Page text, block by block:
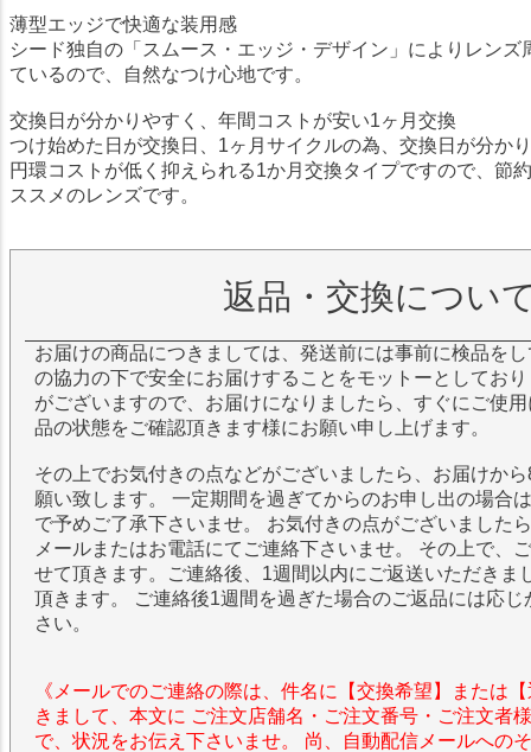
薄型エッジで快適な装用感
シード独自の「スムース・エッジ・デザイン」によりレンズ
ているので、自然なつけ心地です。
交換日が分かりやすく、年間コストが安い1ヶ月交換
つけ始めた日が交換日、1ヶ月サイクルの為、交換日が分か
円環コストが低く抑えられる1か月交換タイプですので、節
ススメのレンズです。
返品・交換につい
お届けの商品につきましては、発送前には事前に検品を
の協力の下で安全にお届けすることをモットーとしてお
がございますので、お届けになりましたら、すぐにご使
品の状態をご確認頂きます様にお願い申し上げます。
その上でお気付きの点などがございましたら、お届けか
願い致します。 一定期間を過ぎてからのお申し出の場合
で予めご了承下さいませ。 お気付きの点がございました
メールまたはお電話にてご連絡下さいませ。 その上で、
せて頂きます。ご連絡後、1週間以内にご返送いただきま
頂きます。 ご連絡後1週間を過ぎた場合のご返品には応
さい。
《メールでのご連絡の際は、件名に【交換希望】または
きまして、本文に ご注文店舗名・ご注文番号・ご注文者
で、状況をお伝え下さいませ。 尚、自動配信メールへの